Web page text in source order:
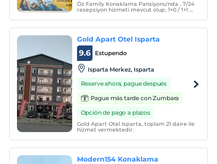
Öz Family Konaklama Pansiyonu'nda , 7/24
resepsiyon hizmeti mevcut olup, 1+0 / 1+1 /
hizmetinizdeyiz. Isparta'daki tüm otel ve
konaklama tesisleri arasında "2.
Gold Apart Otel Isparta
Estupendo
9.6
Isparta Merkez, Isparta
Reserve ahora, pague después
Pague más tarde con Zumbara
Opción de pago a plazos
Gold Apart Otel Isparta, toplam 21 daire ile
hizmet vermektedir.
Modern154 Konaklama